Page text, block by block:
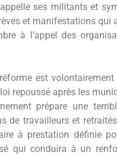
ses militants et
et manifestations qui
à l’appel des
est
repoussé après les
prépare une
de travailleurs et
à prestation définie
qui conduira à un